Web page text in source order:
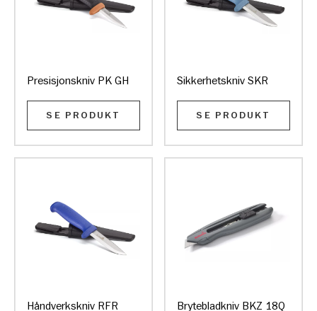
Presisjonskniv PK GH
SE PRODUKT
Sikkerhetskniv SKR
SE PRODUKT
Håndverkskniv RFR Brytebladkniv BKZ 18Q